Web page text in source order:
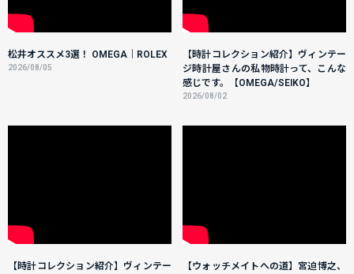
松井オススメ3選！ OMEGA｜ROLEX
2026/08/05
【時計コレクション紹介】ヴィンテー
ジ時計屋さんの私物時計って、こんな
感じです。【OMEGA/SEIKO】
2026/08/02
【時計コレクション紹介】ヴィンテー
【ウォッチメイトへの道】宮迫博之、